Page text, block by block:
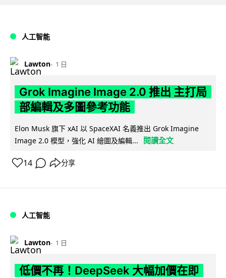
人工智能
Lawton 1 日
Grok Imagine Image 2.0 推出 主打局
部編輯及多圖參考功能
Elon Musk 旗下 xAI 以 SpaceXAI 名義推出 Grok Imagine
Image 2.0 模型，強化 AI 繪圖及編輯...
閱讀全文
14 分享
人工智能
Lawton 1 日
低價不再！DeepSeek 大幅加價在即